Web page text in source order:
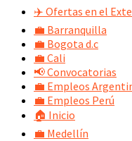
✈️ Ofertas en el
💼 Barranquilla
💼 Bogota d.c
💼 Cali
📢 Convocatorias
💼 Empleos
💼 Empleos Perú
🏠 Inicio
💼 Medellín